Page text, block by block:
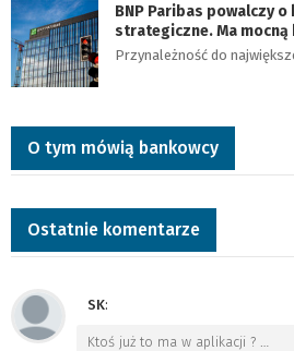
BNP Paribas powalczy
strategiczne. Ma mocną
Przynależność do
O tym mówią bankowcy
Ostatnie komentarze
SK:
Ktoś już to ma w aplikacji ?